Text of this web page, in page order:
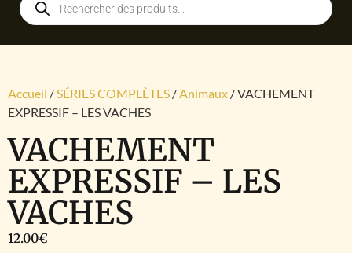
Accueil /SÉRIES COMPLÈTES /Animaux / VACHEMENT
EXPRESSIF – LES VACHES
VACHEMENT
EXPRESSIF – LES
VACHES
12.00€